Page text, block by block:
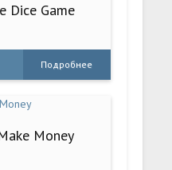
Dice Game
Подробнее
Money